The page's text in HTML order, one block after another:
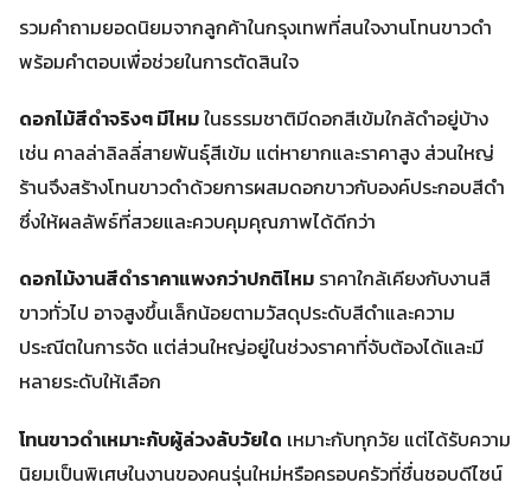
รวมคำถามยอดนิยมจากลูกค้าในกรุงเทพที่สนใจงานโทนขาวดำ
พร้อมคำตอบเพื่อช่วยในการตัดสินใจ
ดอกไม้สีดำจริงๆ มีไหมในธรรมชาติมีดอกสีเข้มใกล้ดำอยู่บ้าง
เช่น คาลล่าลิลลี่สายพันธุ์สีเข้ม แต่หายากและราคาสูง ส่วนใหญ่
ร้านจึงสร้างโทนขาวดำด้วยการผสมดอกขาวกับองค์ประกอบสีดำ
ซึ่งให้ผลลัพธ์ที่สวยและควบคุมคุณภาพได้ดีกว่า
ดอกไม้งานสีดําราคาแพงกว่าปกติไหม ราคาใกล้เคียงกับงานสี
ขาวทั่วไป อาจสูงขึ้นเล็กน้อยตามวัสดุประดับสีดำและความ
ประณีตในการจัด แต่ส่วนใหญ่อยู่ในช่วงราคาที่จับต้องได้และมี
หลายระดับให้เลือก
โทนขาวดำเหมาะกับผู้ล่วงลับวัยใด เหมาะกับทุกวัย แต่ได้รับความ
นิยมเป็นพิเศษในงานของคนรุ่นใหม่หรือครอบครัวที่ชื่นชอบดีไซน์